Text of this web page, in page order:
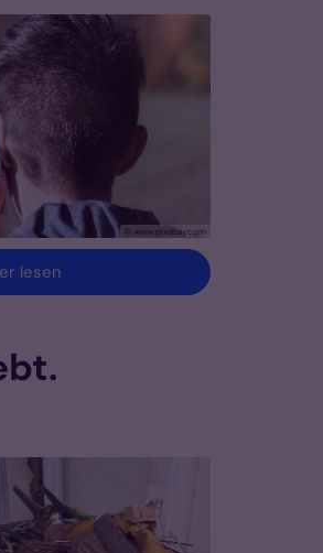
© www.pixabay.com
lesen